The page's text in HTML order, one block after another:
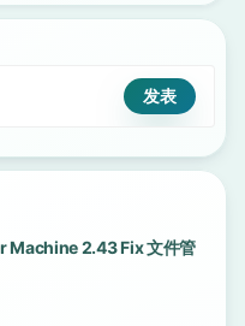
Machine 2.43 Fix 文件管